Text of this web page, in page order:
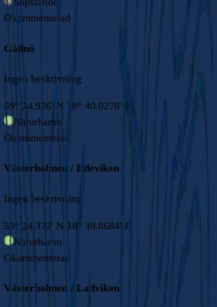
Okommenterad
Gällnö
Ingen beskrivning
59° 24.926' N 18° 40.0278' E
Naturhamn
Okommenterad
Västerholmen / Edeviken
Ingen beskrivning
59° 24.372' N 18° 39.8684' E
Naturhamn
Okommenterad
Västerholmen / Ladviken